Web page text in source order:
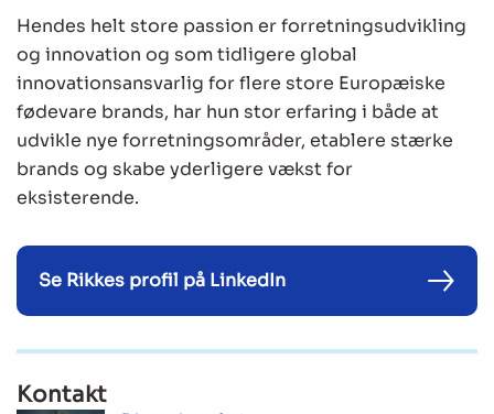
Hendes helt store passion er forretningsudvikling
og innovation og som tidligere global
innovationsansvarlig for flere store Europæiske
fødevare brands, har hun stor erfaring i både at
udvikle nye forretningsområder, etablere stærke
brands og skabe yderligere vækst for
eksisterende.
Se Rikkes profil på LinkedIn
Kontakt